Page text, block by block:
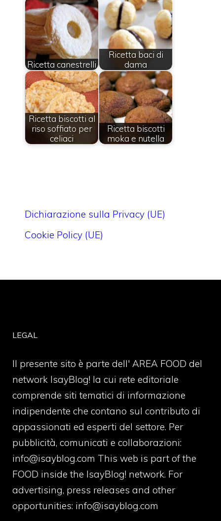
Ricetta canestrelli
Ricetta baci di
dama
Ricetta biscotti al
riso soffiato per
celiaci
Ricetta biscotti
moka e nutella
Dichiarazione sulla Privacy (UE)
Cookie Policy (UE)
LEGAL
Il presente sito è parte dell' AREA FOOD del
network IsayBlog! la cui rete editoriale
comprende siti tematici di informazione
indipendente che contano sul contributo di
appassionati ed esperti del settore. Per
pubblicità, comunicati e collaborazioni:
info@isayblog.com This web is part of the
FOOD inside the IsayBlog! network. For
advertising, press releases and other
opportunities: info@isayblog.com